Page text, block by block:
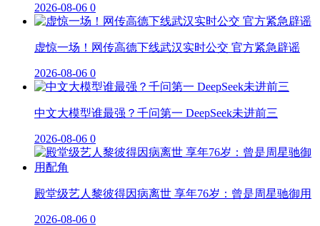
2026-08-06 0
虚惊一场！网传高德下线武汉实时公交 官方紧急辟谣
2026-08-06 0
中文大模型谁最强？千问第一 DeepSeek未进前三
2026-08-06 0
殿堂级艺人黎彼得因病离世 享年76岁：曾是周星驰御用
2026-08-06 0